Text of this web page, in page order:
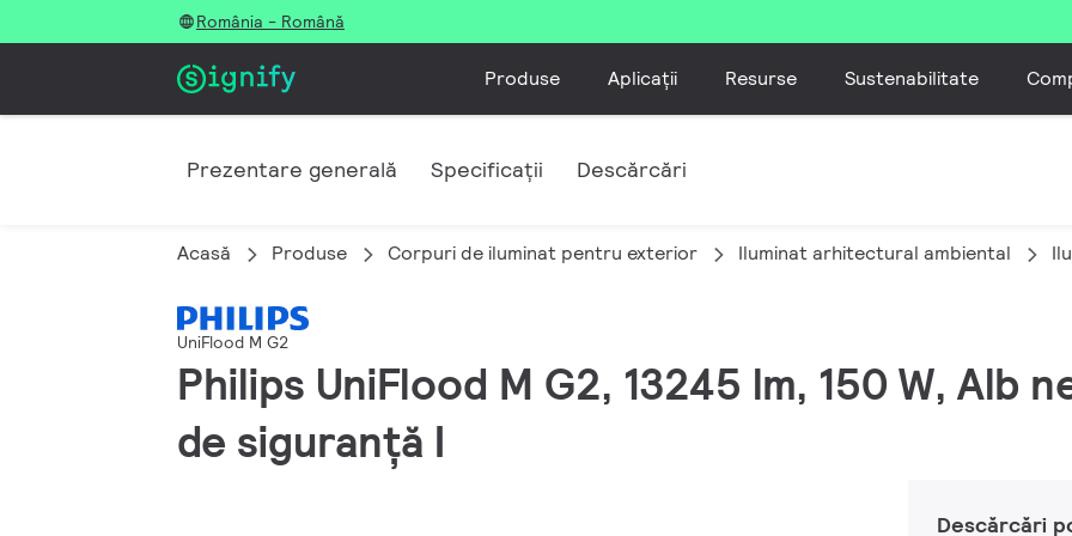
România - Română
Produse Aplicații Resurse Sustenabilitate
Prezentare generală Specificații Descărcări
Acasă Produse Corpuri de iluminat pentru exterior Iluminat arhitectural ambiental
UniFlood M G2
Philips UniFlood M G2, 13245 lm, 150 W, Alb
de siguranță I
Descărcări